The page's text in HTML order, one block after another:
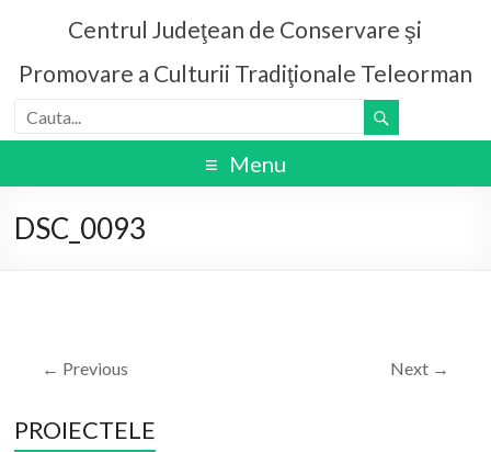
Centrul Judeţean de Conservare şi
Promovare a Culturii Tradiţionale Teleorman
Menu
DSC_0093
← Previous Next →
PROIECTELE